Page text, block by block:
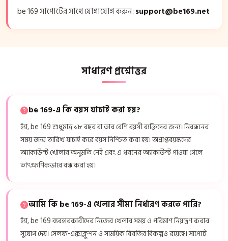
be 169 সাপোর্টের সাথে যোগাযোগ করুন: support@be169.net
সাধারণ প্রশ্নোত্তর
be 169-এ কি বয়স যাচাই করা হয়?
হ্যাঁ, be 169 শুধুমাত্র ১৮ বছর বা তার বেশি বয়সী ব্যক্তিদের জন্য। নিবন্ধনের
সময় জন্ম তারিখ যাচাই করে বয়স নিশ্চিত করা হয়। অপ্রাপ্তবয়স্কদের
অ্যাকাউন্ট খোলার অনুমতি নেই এবং এ ধরনের অ্যাকাউন্ট পাওয়া গেলে
তাৎক্ষণিকভাবে বন্ধ করা হয়।
আমি কি be 169-এ খেলার সীমা নির্ধারণ করতে পারি?
হ্যাঁ, be 169 ব্যবহারকারীদের নিজের খেলার সময় ও পরিমাণ নিয়ন্ত্রণ করার
সুযোগ দেয়। সেলফ-এক্সক্লুশন ও সাময়িক বিরতির বিকল্পও রয়েছে। সাপোর্ট